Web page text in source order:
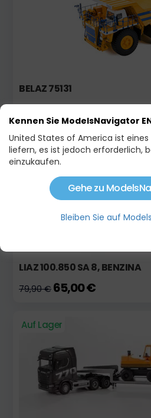
BELAZ 75131
301,00 €
Auf Lager
LIAZ 100.850 SA 8, BENZINA
79,90 € 65,00 €
Auf Lager
Kennen Sie ModelsNavigator
United States of America ist eines
liefern, es ist jedoch erforderlich,
einzukaufen.
Gehe zu
Bleiben Sie auf